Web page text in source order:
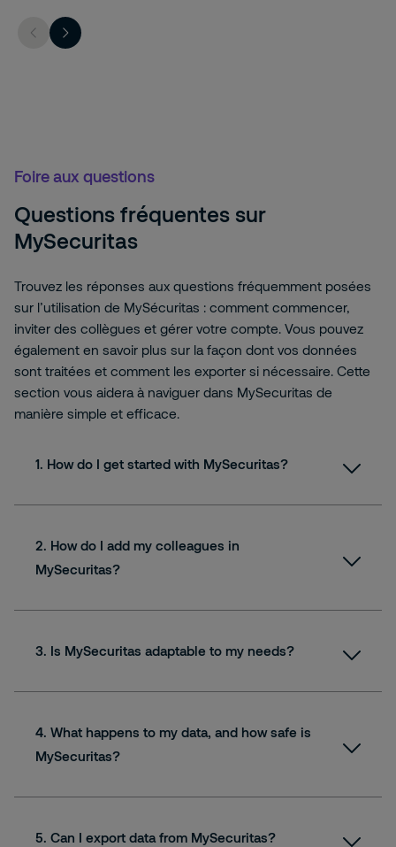
Foire aux questions
Questions fréquentes sur
MySecuritas
Trouvez les réponses aux questions fréquemment posées
sur l’utilisation de MySécuritas : comment commencer,
inviter des collègues et gérer votre compte. Vous pouvez
également en savoir plus sur la façon dont vos données
sont traitées et comment les exporter si nécessaire. Cette
section vous aidera à naviguer dans MySecuritas de
manière simple et efficace.
1. How do I get started with MySecuritas?
2. How do I add my colleagues in
MySecuritas?
3. Is MySecuritas adaptable to my needs?
4. What happens to my data, and how safe is
MySecuritas?
5. Can I export data from MySecuritas?